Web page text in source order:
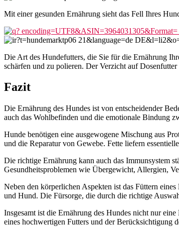
Mit einer gesunden Ernährung sieht das Fell Ihres
Die Art des Hundefutters, die Sie für die Ernährung
schärfen und zu polieren. Der Verzicht auf
Fazit
Die Ernährung des Hundes ist von entscheidender
auch das Wohlbefinden und die emotionale Bindung
Hunde benötigen eine ausgewogene Mischung aus
und die Reparatur von Gewebe. Fette liefern
Die richtige Ernährung kann auch das Immunsystem
Gesundheitsproblemen wie Übergewicht, Allergien,
Neben den körperlichen Aspekten ist das Füttern
und Hund. Die Fürsorge, die durch die richtige
Insgesamt ist die Ernährung des Hundes nicht nur
eines hochwertigen Futters und der Berücksichtigung